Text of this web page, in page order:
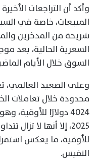
وأكد أن التراجعات
المبيعات، خاصة في
شريحة من المدخرين
السعرية الحالية، بعد
السوق خلال الأيام
وعلى الصعيد العالمي،
محدودة خلال تعاملات
4024 دولارًا
للأوقية، ما يعكس
النفيس.